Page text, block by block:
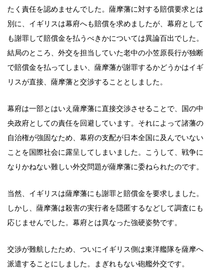
たく責任を認めませんでした。薩摩藩に対する賠償要求とは
別に、イギリスは幕府へも賠償を求めましたが、幕府として
も謝罪して賠償金を払うべきかについては異論百出でした。
結局のところ、外交を担当していた老中の小笠原長行が独断
で賠償金を払ってしまい、薩摩藩が謝罪するかどうかはイギ
リスが直接、薩摩藩と交渉することとしました。
幕府は一部とはいえ薩摩藩に直接交渉させることで、国の中
央政府としての責任を回避しています。それによって諸藩の
自治権が強固なため、幕府の支配が日本全国に及んでいない
ことを国際社会に露呈してしまいました。こうして、戦争に
なりかねない難しい外交問題が薩摩藩に委ねられたのです。
当然、イギリスは薩摩藩にも謝罪と賠償金を要求しました。
しかし、薩摩藩は殺害の実行者を隠匿するなどして調査にも
応じませんでした。幕府とは異なった強硬姿勢です。
交渉が難航したため、ついにイギリス側は東洋艦隊を薩摩へ
派遣することにしました。まぎれもない砲艦外交です。